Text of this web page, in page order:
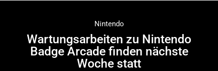
Nintendo
Wartungsarbeiten zu Nintendo
Badge Arcade finden nächste
Woche statt